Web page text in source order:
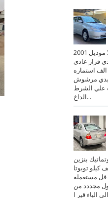
( للبيع ) كورولا موديل 2001
قزاز عادي
ماشيه :570 الف استماره
مرشوش
علي الشرط
الداخ...
اوتماتيك بنزين
1 ألف كيلو تويوتا
نص فل مستعملة
مجددد من